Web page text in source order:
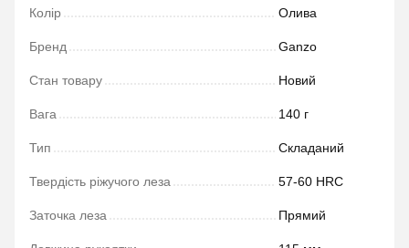
Колір Олива
Бренд Ganzo
Стан товару Новий
Вага 140 г
Тип Cкладаний
Твердість ріжучого леза 57-60 HRC
Заточка леза Прямий